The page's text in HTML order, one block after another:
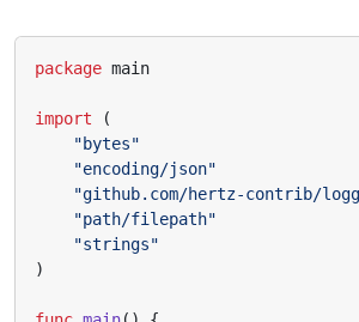
package main
import
(
"bytes"
"encoding/json"
"github.com/hertz-contrib/
"path/filepath"
"strings"
)